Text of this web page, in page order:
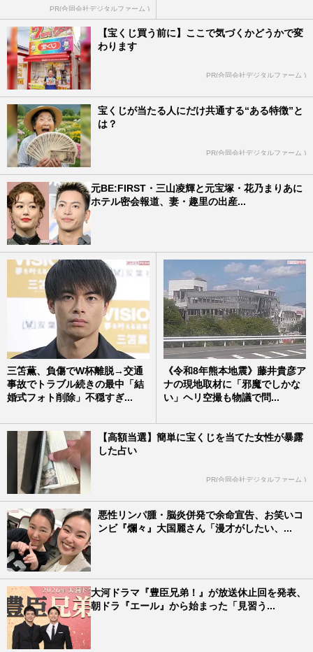
PR(合同会社デジタルファーム )
【宝くじ買う前に】ここで気づくかどうかで変
わります
PR(合同会社デジタルファーム )
宝くじが当たる人にだけ共通する“ある特徴”と
は？
PR(合同会社デジタルファーム )
元BE:FIRST・三山凌輝と元宝塚・花乃まりあに
ホテル密会報道、妻・趣里の出産...
三笘薫、負傷でW杯離脱→交通
事故でトラブル続きの最中「結
婚式フォト削除」不穏すぎ...
《令和8年熊本地震》藤井貴彦ア
ナの現地取材に「邪魔でしかな
い」ヘリ空撮も物議で問...
【高額当選】簡単に宝くじを当てた女性が暴露
した占い
PR(合同会社デジタルファーム )
悪性リンパ腫・脳炎併発で余命宣告、お笑いコ
ンビ『爛々』大国麗さん「漫才がしたい、...
大河ドラマ『豊臣兄弟！』が放送休止回を発表、
朝ドラ『エール』から始まった「見習う...